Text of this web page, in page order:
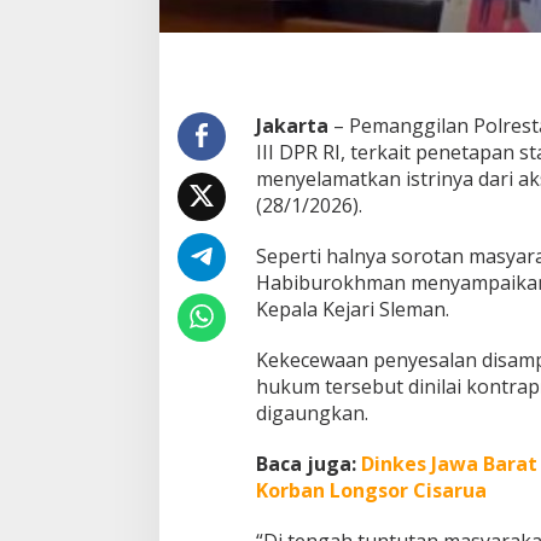
k
a
u
m
P
o
r
e
s
d
n
K
e
r
i
Jakarta – Pemanggilan
III DPR RI, terkait penetapan
menyelamatkan istrinya dari
(28/1/2026).
Seperti halnya sorotan
Habiburokhman
Kepala Kejari Sleman.
Kekecewaan penyesalan
hukum tersebut dinilai
digaungkan.
Baca juga: Dinkes Jawa
Korban Longsor Cisarua